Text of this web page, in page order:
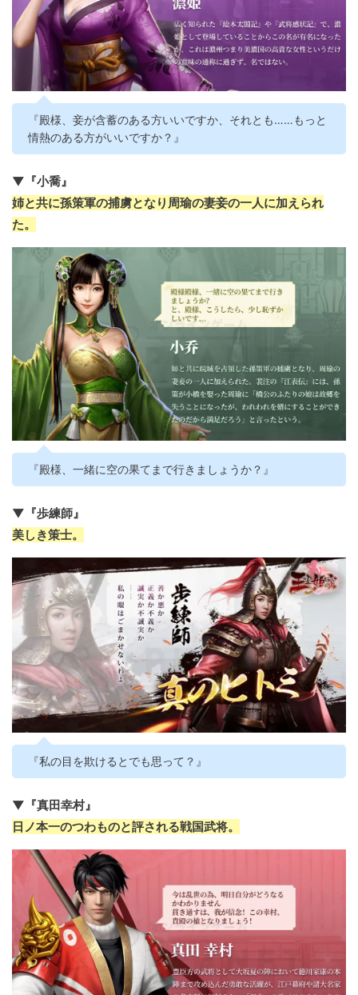
『殿様、妾が含蓄のある方いいですか、それとも……もっと
情熱のある方がいいですか？』
▼『小喬』
姉と共に孫策軍の捕虜となり周瑜の妻妾の一人に加えられ
た。
『殿様、一緒に空の果てまで行きましょうか？』
▼『歩練師』
美しき策士。
『私の目を欺けるとでも思って？』
▼『真田幸村』
日ノ本一のつわものと評される戦国武将。